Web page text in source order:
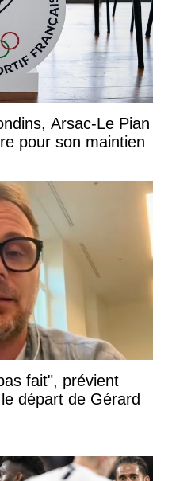
Arsac-Le Pian
pour son maintien
fait", prévient
départ de Gérard